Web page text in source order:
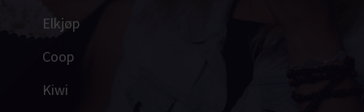
Elkjøp
Coop
Kiwi